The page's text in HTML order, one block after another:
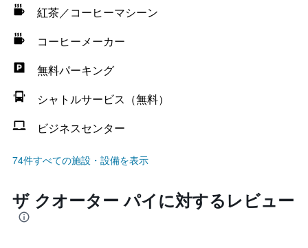
紅茶／コーヒーマシーン
コーヒーメーカー
無料パーキング
シャトルサービス（無料）
ビジネスセンター
74件すべての施設・設備を表示
ザ クオーター パイに対するレビュー